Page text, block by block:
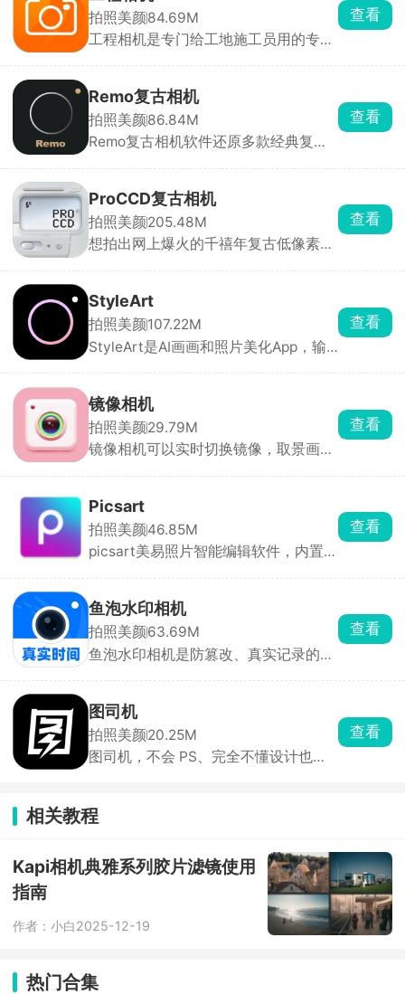
拍照美颜84.69M
工程相机是专门给工地施工员用的专业
气，还能填上项目名称、施工楼栋，后
期没办法修图篡改照片时间地点，照片
直接就能当做工作凭证，避免后期扯皮
不认账。照片本地和云端双重备份，不
查看
Remo复古相机
拍照美颜86.84M
Remo复古相机软件还原多款经典复古
也能轻松拍出充满复古质感、氛围感十
足的胶片照片，让普通照片一秒变高
级、有格调。
查看
ProCCD复古相机
拍照美颜205.48M
想拍出网上爆火的千禧年复古低像素照
直出成片。不光是直接拍照，手机相册
里的旧照片、视频也能导进去套复古滤
镜，还能手动微调。A620专门拍人
像，闪光灯一开就是冷白皮奶油肌自
蓝调，拍海边、日系风景绝配。还有
DCR复古DV模式，直接录制老旧录像画
风短视频，做怀旧Vlog刚刚好。
查看
StyleArt
拍照美颜107.22M
StyleArt是AI画画和照片美化App，输
通形象，还有证件照模板直接套用。生
成的图高清无水印。轻松做原创美图、
把照片玩出花样。
查看
镜像相机
拍照美颜29.79M
镜像相机可以实时切换镜像，取景画面
自拍再也不会文字颠倒。除了矫正视
角，它还能玩创意对称拍照，不用拍完
再用修图软件翻转裁剪。适合日常自
拍、穿搭对镜拍、证件记录、拍对称创
查看
Picsart
拍照美颜46.85M
picsart美易照片智能编辑软件，内置强
挥你的创作，制作出专业的大师级别图
片。picsart软件中提供了海量精美贴
纸、精美滤镜，可以随意的对图片进行
编辑，体验到最专业的修图过程。
查看
鱼泡水印相机
拍照美颜63.69M
鱼泡水印相机是防篡改、真实记录的水
加上改不了的时间、地点、天气等水
印，防止照片作假。适合现场打卡、工
程验收、巡检留痕。
查看
图司机
拍照美颜20.25M
图司机，不会 PS、完全不懂设计也能
片，就能直接保存导出，十几秒就能做
出一张像样的海报，不用花钱找美工。
干净，做合成图、换背景特别省事，还
有拼图、加水印、做动图小工具，低成
查看
相关教程
Kapi相机典雅系列胶片滤镜使用
指南
作者：小白2025-12-19
热门合集